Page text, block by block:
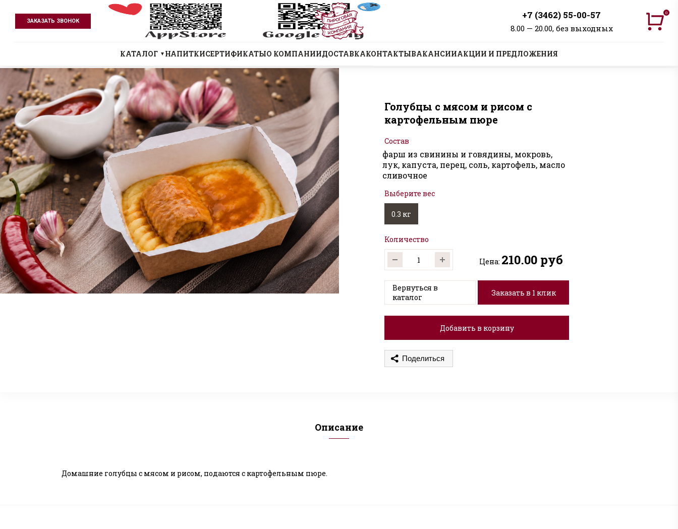
ЗАКАЗАТЬ ЗВОНОК
+7 (3462) 55-00-57
8.00 — 20.00, без выходных
0
КАТАЛОГ НАПИТКИСЕРТИФИКАТЫО КОМПАНИИДОСТАВКАКОНТАКТЫВАКАНСИИАКЦИИ И ПРЕДЛОЖЕНИЯ
Голубцы с мясом и рисом с
картофельным пюре
Состав
фарш из свинины и говядины, мокровь,
лук, капуста, перец, соль, картофель, масло
сливочное
Выберите вес
0.3 кг
Количество
Цена: 210.00 руб
Вернуться в
каталог
Заказать в 1 клик
Добавить в корзину
Поделиться
Описание
Домашние голубцы с мясом и рисом, подаются с картофельным пюре.